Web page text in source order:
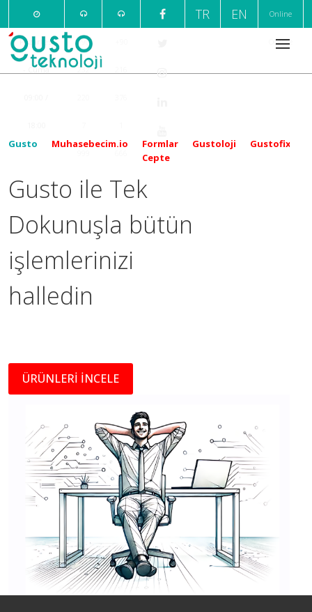
Pazartesi
- Cuma
+90
232
TR EN Online
Ödeme
Gusto Muhasebecim.io
Formlar
Cepte
Gustoloji Gustofix
Gusto ile Tek
Dokunuşla bütün
işlemlerinizi
halledin
ÜRÜNLERİ İNCELE